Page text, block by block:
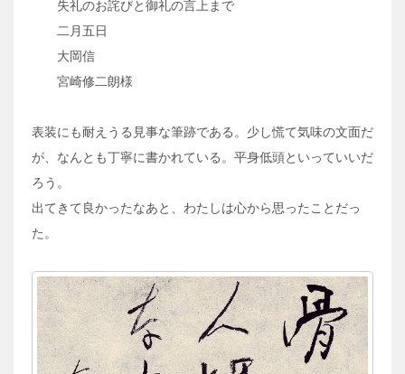
失礼のお詫びと御礼の言上まで
二月五日
大岡信
宮崎修二朗様
表装にも耐えうる見事な筆跡である。少し慌て気味の文面だ
が、なんとも丁寧に書かれている。平身低頭といっていいだ
ろう。
出てきて良かったなあと、わたしは心から思ったことだっ
た。